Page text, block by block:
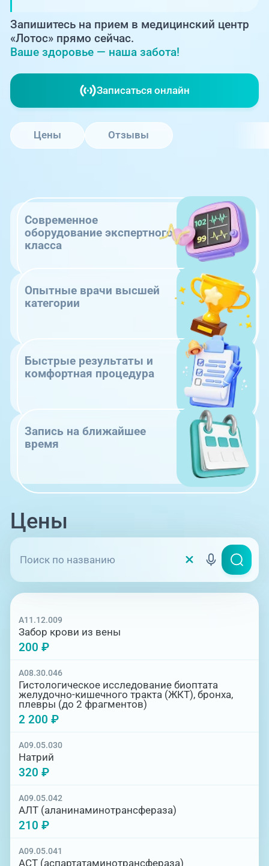
Запишитесь на прием в медицинский центр
«Лотос» прямо сейчас.
Ваше здоровье — наша забота!
Записаться онлайн
Цены Отзывы
Современное
оборудование экспертного
класса
Опытные врачи высшей
категории
Быстрые результаты и
комфортная процедура
Запись на ближайшее
время
Цены
A11.12.009
Забор крови из вены
200 ₽
A08.30.046
Гистологическое исследование биоптата
желудочно-кишечного тракта (ЖКТ), бронха,
плевры (до 2 фрагментов)
2 200 ₽
A09.05.030
Натрий
320 ₽
A09.05.042
АЛТ (аланинаминотрансфераза)
210 ₽
A09.05.041
АСТ (аспартатаминотрансфераза)